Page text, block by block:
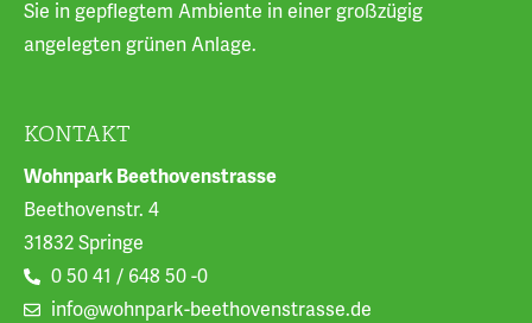
Sie in gepflegtem Ambiente in einer großzügig
angelegten grünen Anlage.
KONTAKT
Wohnpark Beethovenstrasse
Beethovenstr. 4
31832 Springe
0 50 41 / 648 50 -0
info@wohnpark-beethovenstrasse.de